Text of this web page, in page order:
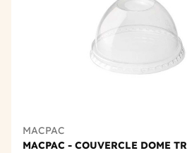
MACPAC
MACPAC - COUVERCLE DOME